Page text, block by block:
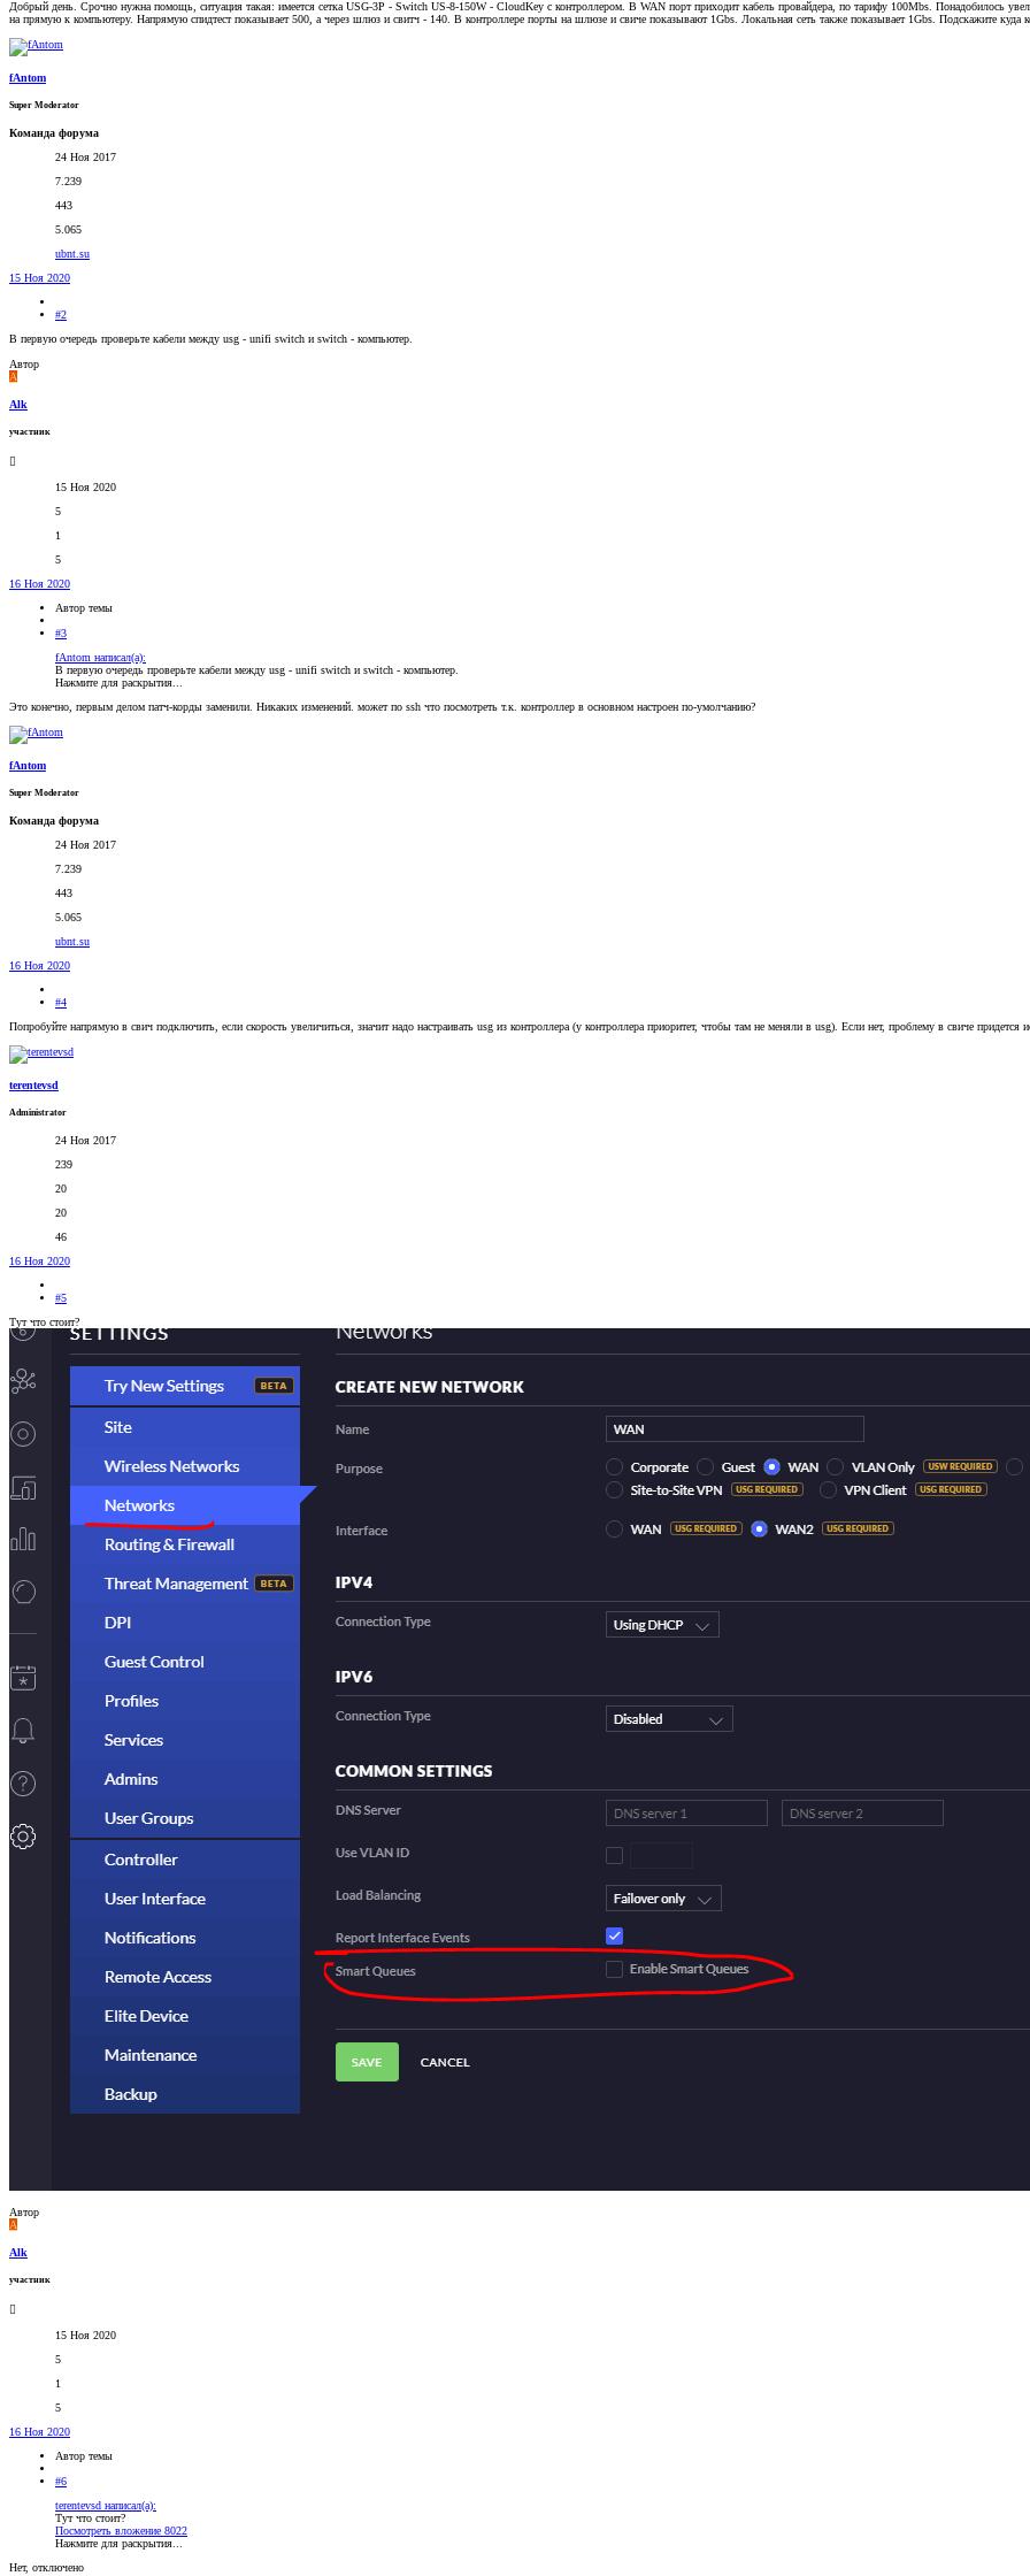
Добрый день. Срочно нужна помощь, ситуация такая: имеется сетка USG-3P - Switch US-8-150W - CloudKey с контроллером. В WAN порт приходит кабель провайдера, по тарифу 100Mbs. Понадобилось
на прямую к компьютеру. Напрямую спидтест показывает 500, а через шлюз и свитч - 140. В контроллере порты на шлюзе и свиче показывают 1Gbs. Локальная сеть также показывает 1Gbs. Подскажите куда
fAntom
Super Moderator
Команда форума
24 Ноя 2017
7.239
443
5.065
ubnt.su
15 Ноя 2020
#2
В первую очередь проверьте кабели между usg - unifi switch и switch - компьютер.
Автор
A
Alk
участник
15 Ноя 2020
5
1
5
16 Ноя 2020
Автор темы
#3
fAntom написал(а):
В первую очередь проверьте кабели между usg - unifi switch и switch - компьютер.
Нажмите для раскрытия...
Это конечно, первым делом патч-корды заменили. Никаких изменений. может по ssh что посмотреть т.к. контроллер в основном настроен по-умолчанию?
fAntom
Super Moderator
Команда форума
24 Ноя 2017
7.239
443
5.065
ubnt.su
16 Ноя 2020
#4
Попробуйте напрямую в свич подключить, если скорость увеличиться, значит надо настраивать usg из контроллера (у контроллера приоритет, чтобы там не меняли в usg). Если нет, проблему в свиче придется
terentevsd
Administrator
24 Ноя 2017
239
20
20
46
16 Ноя 2020
#5
Тут что стоит?
Автор
A
Alk
участник
15 Ноя 2020
5
1
5
16 Ноя 2020
Автор темы
#6
terentevsd написал(а):
Тут что стоит?
Посмотреть вложение 8022
Нажмите для раскрытия...
Нет, отключено